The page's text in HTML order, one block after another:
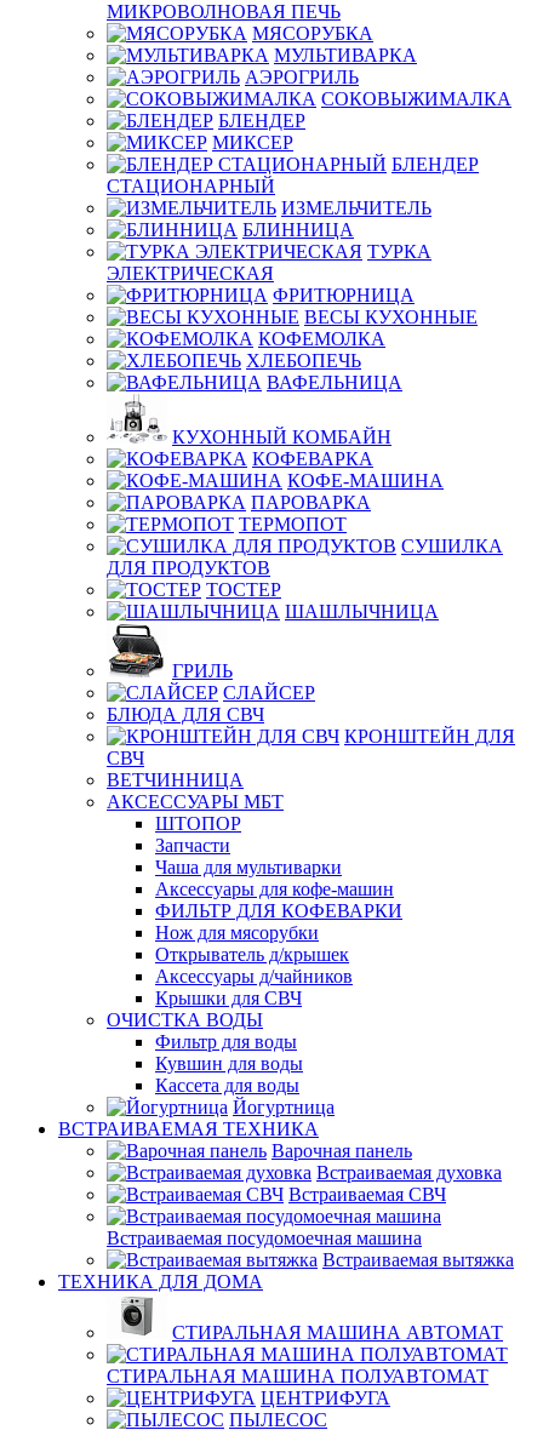
МИКРОВОЛНОВАЯ ПЕЧЬ
МЯСОРУБКА
МУЛЬТИВАРКА
АЭРОГРИЛЬ
СОКОВЫЖИМАЛКА
БЛЕНДЕР
МИКСЕР
БЛЕНДЕР
СТАЦИОНАРНЫЙ
ИЗМЕЛЬЧИТЕЛЬ
БЛИННИЦА
ТУРКА
ЭЛЕКТРИЧЕСКАЯ
ФРИТЮРНИЦА
ВЕСЫ КУХОННЫЕ
КОФЕМОЛКА
ХЛЕБОПЕЧЬ
ВАФЕЛЬНИЦА
КУХОННЫЙ КОМБАЙН
КОФЕВАРКА
КОФЕ-МАШИНА
ПАРОВАРКА
ТЕРМОПОТ
СУШИЛКА
ДЛЯ ПРОДУКТОВ
ТОСТЕР
ШАШЛЫЧНИЦА
ГРИЛЬ
СЛАЙСЕР
БЛЮДА ДЛЯ СВЧ
КРОНШТЕЙН ДЛЯ
СВЧ
ВЕТЧИННИЦА
АКСЕССУАРЫ МБТ
ШТОПОР
Запчасти
Чаша для мультиварки
Аксессуары для кофе-машин
ФИЛЬТР ДЛЯ КОФЕВАРКИ
Нож для мясорубки
Открыватель д/крышек
Аксессуары д/чайников
Крышки для СВЧ
ОЧИСТКА ВОДЫ
Фильтр для воды
Кувшин для воды
Кассета для воды
Йогуртница
ВСТРАИВАЕМАЯ ТЕХНИКА
Варочная панель
Встраиваемая духовка
Встраиваемая СВЧ
Встраиваемая посудомоечная машина
Встраиваемая вытяжка
ТЕХНИКА ДЛЯ ДОМА
СТИРАЛЬНАЯ МАШИНА АВТОМАТ
СТИРАЛЬНАЯ МАШИНА ПОЛУАВТОМАТ
ЦЕНТРИФУГА
ПЫЛЕСОС